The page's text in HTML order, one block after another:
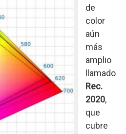
de
color
aún
más
amplio
llamado
Rec.
2020,
que
cubre